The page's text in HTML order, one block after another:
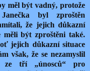
měl být vadný, protože
byl zproštěn
že jejich důkazní
být zproštěni také.
jejich důkazní situace
však, že se nezamyslil
ze tří „únosců“ pro